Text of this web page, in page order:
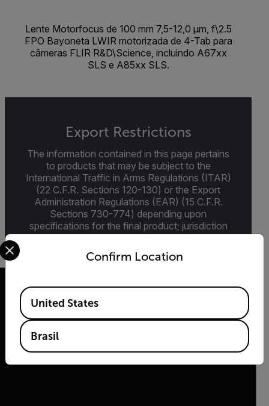
Lente Motorfocus de 100 mm 7,5-12,0 μm, f\2.5
FPO Bayoneta LWIR motorizada de 4-Tab para
câmeras FLIR R&D\Science, incluindo A67xx
SLS e A85xx SLS.
Export Restrictions
The information contained in this page pertains
to products that may be subject to the
International Traffic in Arms Regulations (ITAR)
(22 C.F.R. Sections 120-130) or the Export
Administration Regulations (EAR) (15 C.F.R.
Sections 730-774) depending upon
specifications for the final product; jurisdiction
and classification will be provided upon request.
2026 | Flir Todos os direitos reservados.
Confirm Location
Select your preferred country and language from the
Available Locations
United States
Brasil